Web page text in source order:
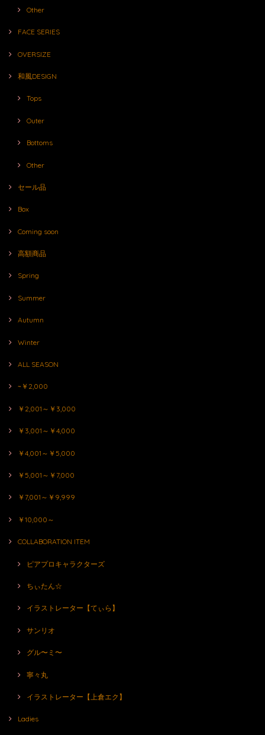
Other
FACE SERIES
OVERSIZE
和風DESIGN
Tops
Outer
Bottoms
Other
セール品
Box
Coming soon
高額商品
Spring
Summer
Autumn
Winter
ALL SEASON
~￥2,000
￥2,001～￥3,000
￥3,001～￥4,000
￥4,001～￥5,000
￥5,001～￥7,000
￥7,001～￥9,999
￥10,000～
COLLABORATION ITEM
ピアプロキャラクターズ
ちぃたん☆
イラストレーター【てぃら】
サンリオ
グル〜ミ〜
寧々丸
イラストレーター【上倉エク】
Ladies